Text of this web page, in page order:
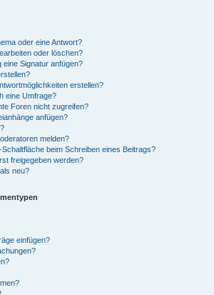
oder eine Antwort?
oder löschen?
eine Signatur anfügen?
erstellen?
eine Umfrage?
Foren nicht zugreifen?
anfügen?
melden?
beim Schreiben eines Beitrags?
freigegeben werden?
neu?
einfügen?